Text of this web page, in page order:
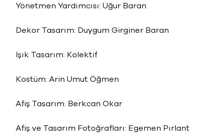
Yönetmen Yardımcısı: Uğur Baran
Dekor Tasarım: Duygum Girginer Baran
Işık Tasarım: Kolektif
Kostüm: Arin Umut Öğmen
Afiş Tasarım: Berkcan Okar
Afiş ve Tasarım Fotoğrafları: Egemen Pırlant